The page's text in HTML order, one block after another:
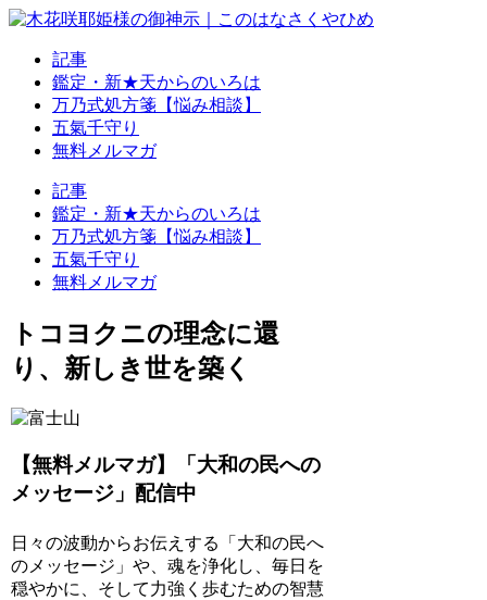
記事
鑑定・新★天からのいろは
万乃式処方箋【悩み相談】
五氣千守り
無料メルマガ
記事
鑑定・新★天からのいろは
万乃式処方箋【悩み相談】
五氣千守り
無料メルマガ
トコヨクニの理念に還
り、新しき世を築く
【無料メルマガ】「大和の民への
メッセージ」配信中
日々の波動からお伝えする「大和の民へ
のメッセージ」や、魂を浄化し、毎日を
穏やかに、そして力強く歩むための智慧